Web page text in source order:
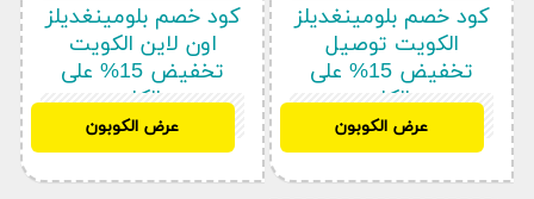
المجوهرات
الأحذية
الحقائب
الجمال
كود خصم بلومينغديلز
اون لاين الكويت
تخفيض 15% على
الكل
عرض الكوبون
كود خصم بلومينغديلز
الكويت توصيل
تخفيض 15% على
الكل
عرض الكوبون